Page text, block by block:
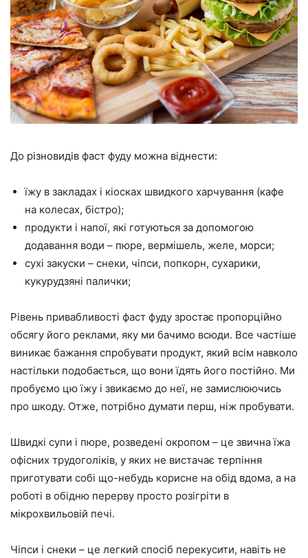
До різновидів фаст фуду можна віднести:
їжу в закладах і кіосках швидкого харчування (кафе
на колесах, бістро);
продукти і напої, які готуються за допомогою
додавання води – пюре, вермішель, желе, морси;
сухі закуски – снеки, чіпси, попкорн, сухарики,
кукурудзяні палички;
Рівень привабливості фаст фуду зростає пропорційно
обсягу його реклами, яку ми бачимо всюди. Все частіше
виникає бажання спробувати продукт, який всім навколо
настільки подобається, що вони їдять його постійно. Ми
пробуємо цю їжу і звикаємо до неї, не замислюючись
про шкоду. Отже, потрібно думати перш, ніж пробувати.
Швидкі супи і пюре, розведені окропом – це звична їжа
офісних трудоголіків, у яких не вистачає терпіння
приготувати собі що-небудь корисне на обід вдома, а на
роботі в обідню перерву просто розігріти в
мікрохвильовій печі.
Чіпси і снеки – це легкий спосіб перекусити, навіть не